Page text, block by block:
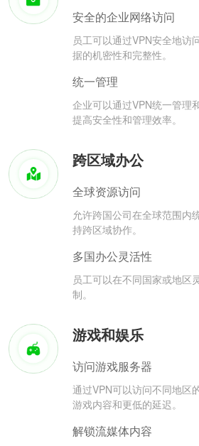
安全的企业网络访问
员工可以通过VPN安全地访
据的机密性和完整性。
统一管理
企业可以通过VPN统一管理
提高安全性和管理效率。
跨区域办公
全球资源访问
允许跨国公司在全球范围内
持跨区域协作。
多国办公灵活性
员工可以在不同国家或地区
制。
游戏和娱乐
访问游戏服务器
通过VPN可以访问不同地区
游戏内容和更低的延迟。
解锁流媒体内容